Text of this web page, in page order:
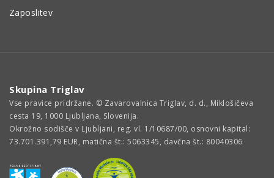
Zaposlitev
Skupina Triglav
Vse pravice pridržane. © Zavarovalnica Triglav, d. d., Miklošičeva
cesta 19, 1000 Ljubljana, Slovenija.
Okrožno sodišče v Ljubljani, reg. vl. 1/10687/00, osnovni kapital:
73.701.391,79 EUR, matična št.: 5063345, davčna št.: 80040306